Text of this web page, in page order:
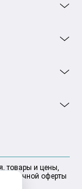
товары и цены,
оферты